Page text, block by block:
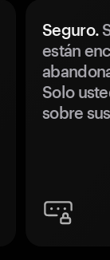
Seguro.
están
Solo
sobre